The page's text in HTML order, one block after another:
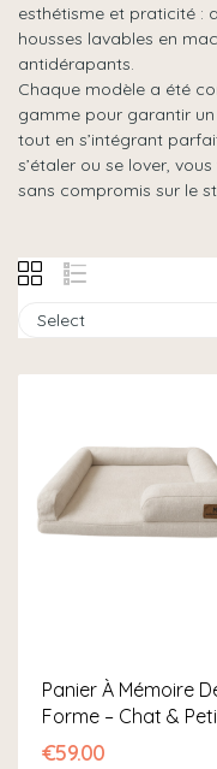
esthétisme et praticité :
housses lavables en
antidérapants.
Chaque modèle a été
gamme pour garantir
tout en s’intégrant
s’étaler ou se lover,
sans compromis sur le
Select
Panier À Mémoire
Forme – Chat &
Chien
€59.00